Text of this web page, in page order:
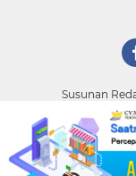
Susunan
Pasang Iklan
Palu